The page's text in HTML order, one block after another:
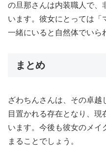
の旦那さんは内装職人で、
います。彼女にとっては「
一緒にいると自然体でいら
まとめ
ざわちんさんは、その卓越
目置かれる存在となり、現
います。今後も彼女のメイ
まることでしょう。